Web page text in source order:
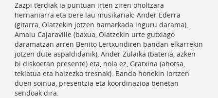
Zazpi t’erdiak ia puntuan irten ziren oholtzara
hernaniarra eta bere lau musikariak: Ander Ederra
(gitarra, Olatzekin jotzen hamarkada inguru darama),
Amaiu Cajaraville (baxua, Olatzekin urte gutxiago
daramatzan arren Benito Lertxundiren bandan elkarrekin
jotzen dute aspaldidanik), Ander Zulaika (bateria, azken
bi diskoetan presente) eta, nola ez, Gratxina (ahotsa,
teklatua eta haizezko tresnak). Banda honekin lortzen
duen soinua, presentzia eta koordinazioa benetan
sendoak dira.